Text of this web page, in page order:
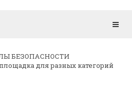
РЕГИОНАЛЬНЫМ